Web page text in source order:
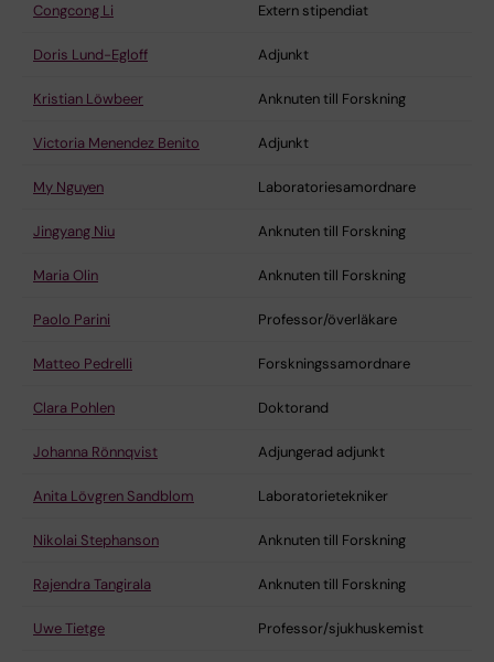
Congcong Li Extern stipendiat
Doris Lund-Egloff Adjunkt
Kristian Löwbeer Anknuten till Forskning
Victoria Menendez Benito Adjunkt
My Nguyen Laboratoriesamordnare
Jingyang Niu Anknuten till Forskning
Maria Olin Anknuten till Forskning
Paolo Parini Professor/överläkare
Matteo Pedrelli Forskningssamordnare
Clara Pohlen Doktorand
Johanna Rönnqvist Adjungerad adjunkt
Anita Lövgren Sandblom Laboratorietekniker
Nikolai Stephanson Anknuten till Forskning
Rajendra Tangirala Anknuten till Forskning
Uwe Tietge Professor/sjukhuskemist